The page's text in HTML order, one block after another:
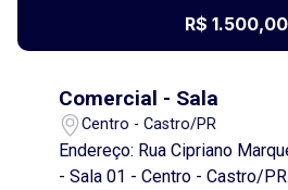
R$
Comercial - Sala
Centro - Castro/PR
Endereço: Rua Cipriano
- Sala 01 - Centro - Castro/PR. Sala